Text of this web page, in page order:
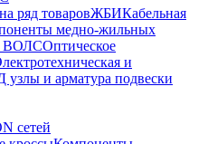
ряд товаровЖБИКабельная
медно-жильных
ВОЛСОптическое
и
и арматура подвески
сетей